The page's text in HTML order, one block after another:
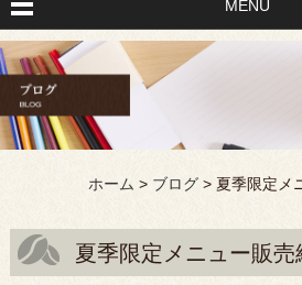
MENU
ホーム > ブログ > 夏季限定メ
夏季限定メニュー販